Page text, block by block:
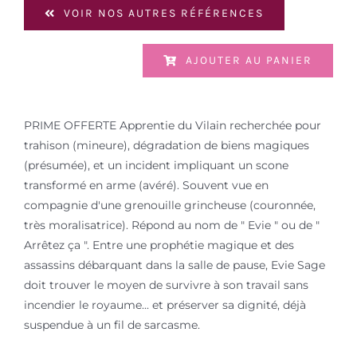
VOIR NOS AUTRES RÉFÉRENCES
AJOUTER AU PANIER
PRIME OFFERTE Apprentie du Vilain recherchée pour
trahison (mineure), dégradation de biens magiques
(présumée), et un incident impliquant un scone
transformé en arme (avéré). Souvent vue en
compagnie d'une grenouille grincheuse (couronnée,
très moralisatrice). Répond au nom de " Evie " ou de "
Arrêtez ça ". Entre une prophétie magique et des
assassins débarquant dans la salle de pause, Evie Sage
doit trouver le moyen de survivre à son travail sans
incendier le royaume... et préserver sa dignité, déjà
suspendue à un fil de sarcasme.